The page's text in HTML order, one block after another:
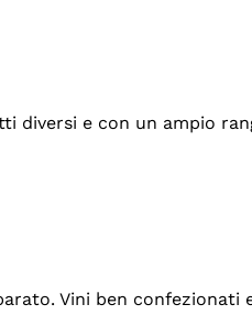
e con un ampio
Vini ben